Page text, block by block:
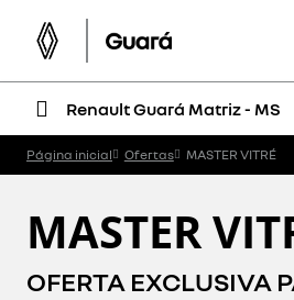
Renault Guará Matriz - MS
Página inicial Ofertas MASTER VITRÉ
MASTER
OFERTA EXCLUSIVA